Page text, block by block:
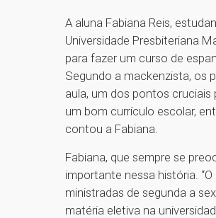
A aluna Fabiana Reis,
Universidade Presbiteriana
para fazer um curso de
Segundo a mackenzista, os
aula, um dos pontos
um bom currículo escolar,
contou a Fabiana.
Fabiana, que sempre se
importante nessa história.
ministradas de segunda a
matéria eletiva na